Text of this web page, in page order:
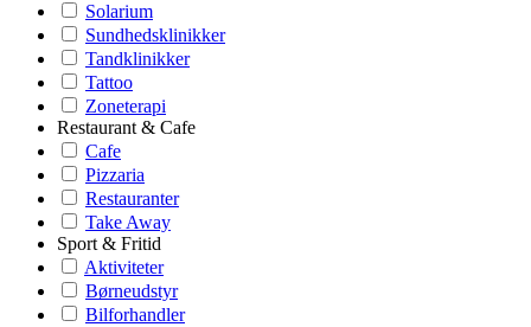
Solarium
Sundhedsklinikker
Tandklinikker
Tattoo
Zoneterapi
Restaurant & Cafe
Cafe
Pizzaria
Restauranter
Take Away
Sport & Fritid
Aktiviteter
Børneudstyr
Bilforhandler